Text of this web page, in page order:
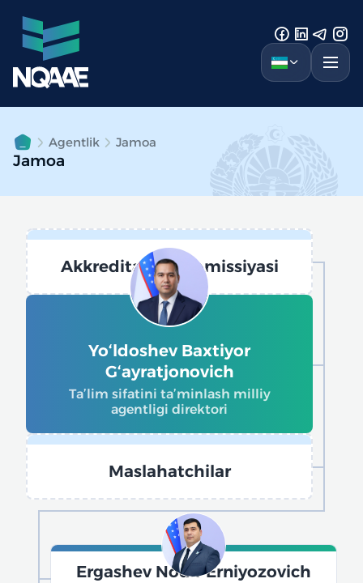
Agentlik Jamoa
Jamoa
Akkreditatsiya komissiyasi
Yo‘ldoshev Baxtiyor
G‘ayratjonovich
Ta’lim sifatini ta’minlash milliy
agentligi direktori
Maslahatchilar
Ergashev Nodir Erniyozovich